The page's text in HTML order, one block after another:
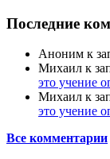
Последние
Аноним к
Михаил к
это учение
Михаил к
это учение
Все комментарии